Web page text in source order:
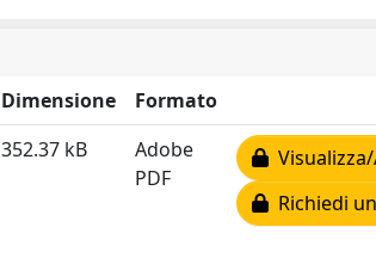
Dimensione
Formato
352.37 kB
Adobe
PDF
Richiedi